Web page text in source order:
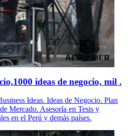
ideas de negocio, mil .
Ideas. Ideas de Negocio. Plan
Mercado. Asesoría en Tesis y
en el Perú y demás países.